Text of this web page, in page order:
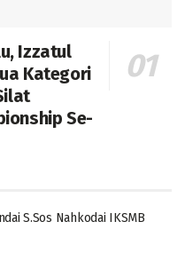
Izzatul
Kategori
Se-
S.Sos Nahkodai IKSMB